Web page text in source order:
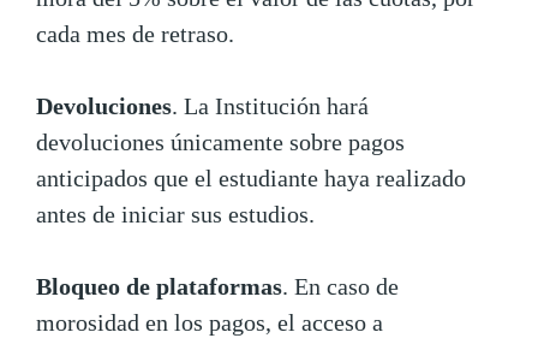
cada mes de retraso.
Devoluciones. La Institución hará
devoluciones únicamente sobre pagos
anticipados que el estudiante haya realizado
antes de iniciar sus estudios.
Bloqueo de plataformas. En caso de
morosidad en los pagos, el acceso a